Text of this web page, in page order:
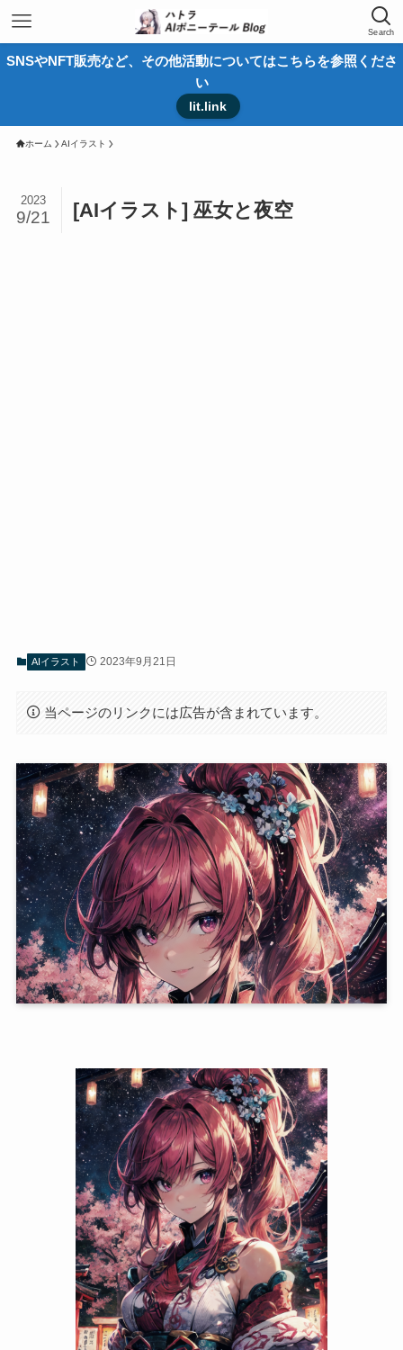
Search
SNSやNFT販売など、その他活動についてはこちらを参照くださ
い
lit.link
ホーム AIイラスト
[AIイラスト] 巫女と夜空
2023
9/21
AIイラスト 2023年9月21日
当ページのリンクには広告が含まれています。